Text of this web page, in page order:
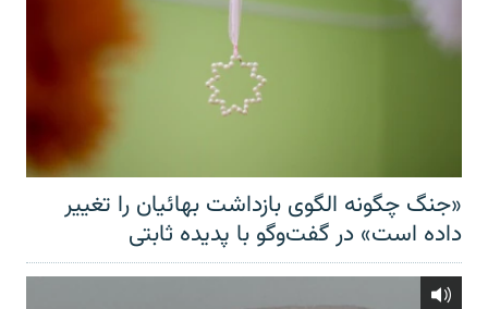
«جنگ چگونه الگوی بازداشت بهائیان را تغییر
داده است» در گفت‌وگو با پدیده ثابتی